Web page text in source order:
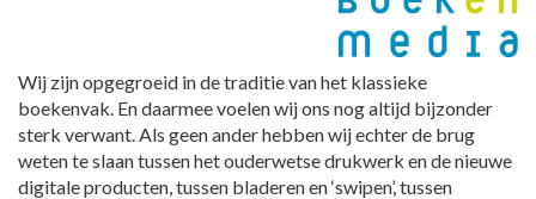
Wij zijn opgegroeid in de traditie van het klassieke
boekenvak. En daarmee voelen wij ons nog altijd bijzonder
sterk verwant. Als geen ander hebben wij echter de brug
weten te slaan tussen het ouderwetse drukwerk en de nieuwe
digitale producten, tussen bladeren en ‘swipen’, tussen